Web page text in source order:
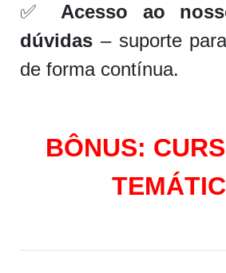
✅ Acesso ao
dúvidas – suporte
de forma contínua.
BÔNUS: